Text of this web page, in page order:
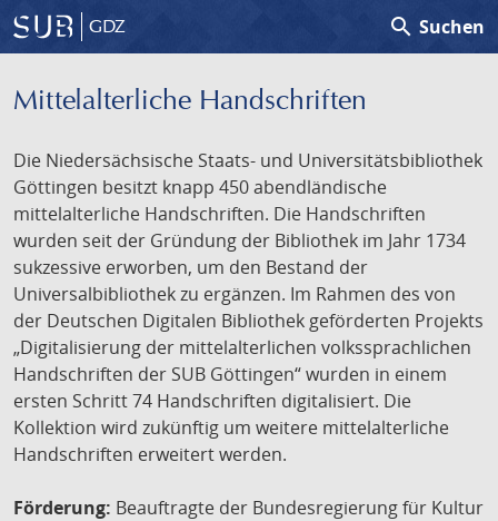
GDZ search Suchen
Mittelalterliche Handschriften
Die Niedersächsische Staats- und Universitätsbibliothek
Göttingen besitzt knapp 450 abendländische
mittelalterliche Handschriften. Die Handschriften
wurden seit der Gründung der Bibliothek im Jahr 1734
sukzessive erworben, um den Bestand der
Universalbibliothek zu ergänzen. Im Rahmen des von
der Deutschen Digitalen Bibliothek geförderten Projekts
„Digitalisierung der mittelalterlichen volkssprachlichen
Handschriften der SUB Göttingen“ wurden in einem
ersten Schritt 74 Handschriften digitalisiert. Die
Kollektion wird zukünftig um weitere mittelalterliche
Handschriften erweitert werden.
Förderung: Beauftragte der Bundesregierung für Kultur